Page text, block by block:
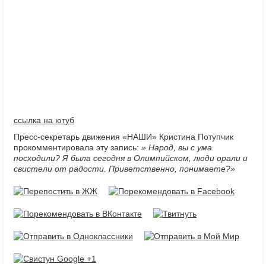
ссылка на ютуб
Пресс-секретарь движения «НАШИ» Кристина Потупчик
прокомментировала эту запись: » Народ, вы с ума
посходили? Я была сегодня в Олимпийском, люди орали и
свистели от радости. Приветственно, понимаете?»